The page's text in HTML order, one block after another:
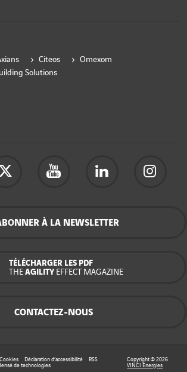
Citeos
Omexom
Solutions
À LA NEWSLETTER
TÉLÉCHARGER LES PDF
THE AGILITY EFFECT MAGAZINE
CONTACTEZ-NOUS
Cookies Déclaration d’accessibilité
RSS
de technologies
Copyright © 2026
VINCI Energies